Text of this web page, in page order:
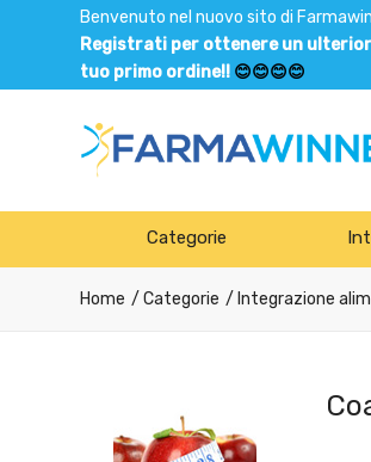
Benvenuto nel nuovo sito di
Registrati per ottenere un
tuo primo ordine!! 😊😊😊😊
Categorie
Home Categorie Integrazione